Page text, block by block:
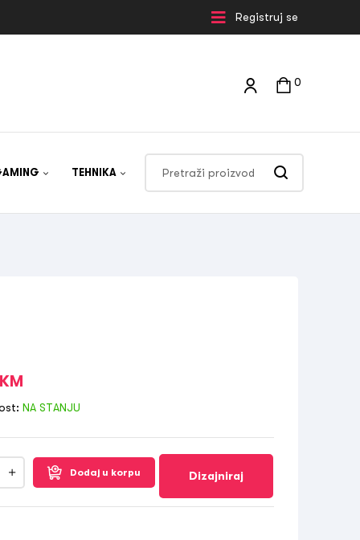
Registruj se
0
TEHNIKA
KM
NA STANJU
Dodaj u korpu Dizajniraj